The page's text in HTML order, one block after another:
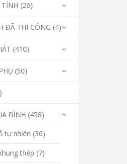
(26)
ĐÃ THI CÔNG (4)
(410)
(50)
ĐÌNH (458)
tự nhiên (36)
thép (7)